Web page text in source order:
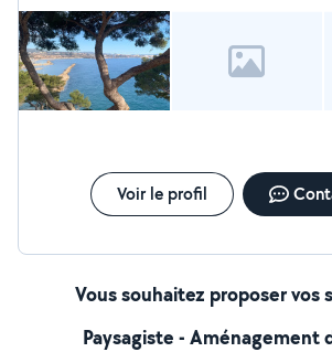
Voir le profil
Vous souhaitez proposer vos
Paysagiste - Aménagement